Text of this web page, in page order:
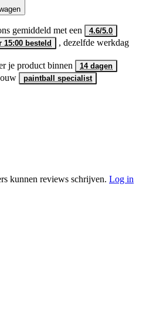
gemiddeld met een
4.6/5.0
15:00 besteld
, dezelfde werkdag
je product binnen
14 dagen
paintball specialist
kunnen reviews schrijven. Log in